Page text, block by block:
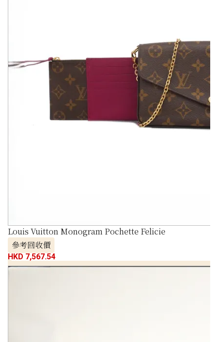
Louis Vuitton Monogram Pochette Felicie
參考回收價
HKD 7,567.54